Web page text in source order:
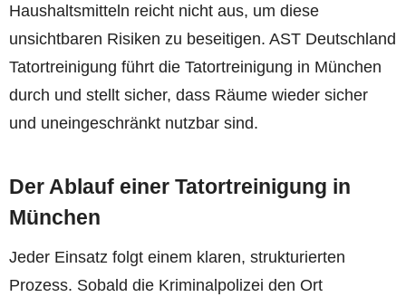
Haushaltsmitteln reicht nicht aus, um diese
unsichtbaren Risiken zu beseitigen. AST Deutschland
Tatortreinigung führt die Tatortreinigung in München
durch und stellt sicher, dass Räume wieder sicher
und uneingeschränkt nutzbar sind.
Der Ablauf einer Tatortreinigung in
München
Jeder Einsatz folgt einem klaren, strukturierten
Prozess. Sobald die Kriminalpolizei den Ort